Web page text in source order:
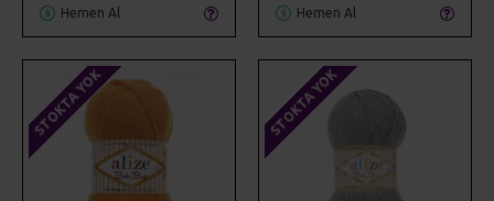
Hemen Al Hemen Al
STOKTA YOK STOKTA YOK